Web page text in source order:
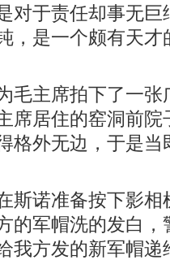
对于责任却事无
，是一个颇有天
毛主席拍下了一
席居住的窑洞前
格外无边，于是
斯诺准备按下影
的军帽洗的发白
我方发的新军帽